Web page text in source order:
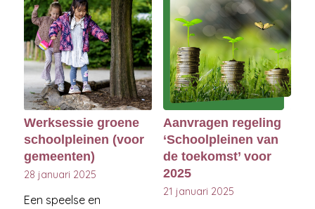
Werksessie groene
schoolpleinen (voor
gemeenten)
28 januari 2025
Een speelse en
Aanvragen regeling
‘Schoolpleinen van
de toekomst’ voor
2025
21 januari 2025